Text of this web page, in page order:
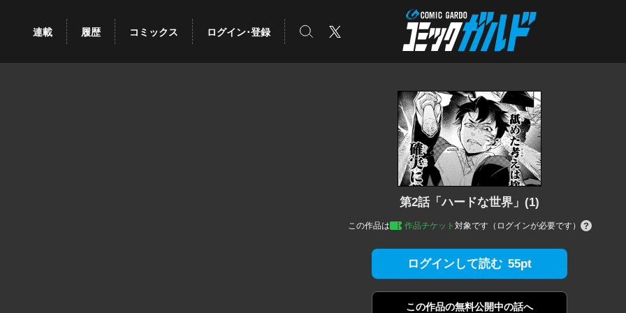
コミックガルド
連載 履歴 コミックス ログイン･登録 検索 X
第2話「ハードな世界」(1)
この作品は 作品チケット 対象です（ログインが必要です）
ログインして読む 55pt
この作品の無料公開中の話へ